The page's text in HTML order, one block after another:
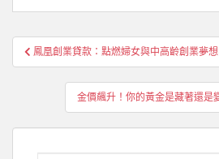
文
章
鳳凰創業貸款：點燃婦女與中高齡創業夢
金價飆升！你的黃金是藏著還是